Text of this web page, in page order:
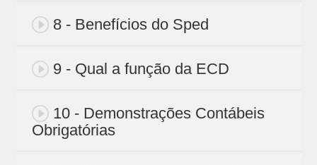
8 - Benefícios do Sped
9 - Qual a função da ECD
10 - Demonstrações Contábeis
Obrigatórias